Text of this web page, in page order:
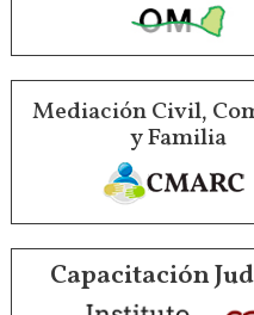
Mediación Civil,
y Familia
Capacitación